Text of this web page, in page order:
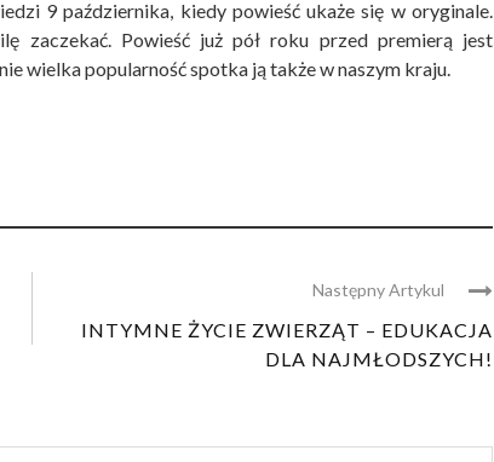
9 października, kiedy powieść ukaże się w oryginale.
zaczekać. Powieść już pół roku przed premierą jest
wielka popularność spotka ją także w naszym kraju.
Następny Artykul
INTYMNE ŻYCIE ZWIERZĄT – EDUKACJA
DLA NAJMŁODSZYCH!